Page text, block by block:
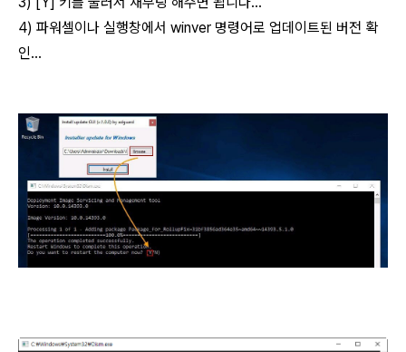
4) 파워셀이나 실행창에서 winver 명령어로 업데이트된 버전 확
인...